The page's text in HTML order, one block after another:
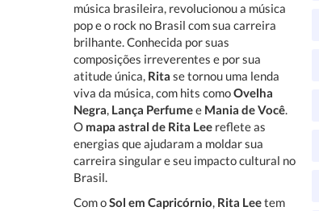
música brasileira, revolucionou a música
pop e o rock no Brasil com sua carreira
brilhante. Conhecida por suas
composições irreverentes e por sua
atitude única, Rita se tornou uma lenda
viva da música, com hits comoOvelha
Negra, Lança Perfumee Mania de Você.
O mapa astral de Rita Lee reflete as
energias que ajudaram a moldar sua
carreira singular e seu impacto cultural no
Brasil.
Com oSol em Capricórnio, Rita Leetem